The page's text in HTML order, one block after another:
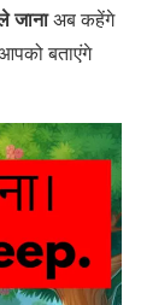
जानाअब कहेंगे
बताएंगे